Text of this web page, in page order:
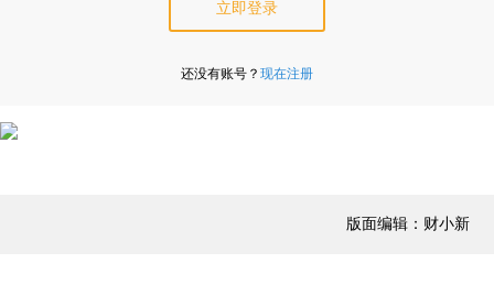
立即登录
还没有账号？ 现在注册
版面编辑：财小新